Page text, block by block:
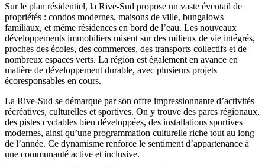
Sur le plan résidentiel, la Rive-Sud propose un vaste éventail de
propriétés : condos modernes, maisons de ville, bungalows
familiaux, et même résidences en bord de l’eau. Les nouveaux
développements immobiliers misent sur des milieux de vie intégrés,
proches des écoles, des commerces, des transports collectifs et de
nombreux espaces verts. La région est également en avance en
matière de développement durable, avec plusieurs projets
écoresponsables en cours.
La Rive-Sud se démarque par son offre impressionnante d’activités
récréatives, culturelles et sportives. On y trouve des parcs régionaux,
des pistes cyclables bien développées, des installations sportives
modernes, ainsi qu’une programmation culturelle riche tout au long
de l’année. Ce dynamisme renforce le sentiment d’appartenance à
une communauté active et inclusive.